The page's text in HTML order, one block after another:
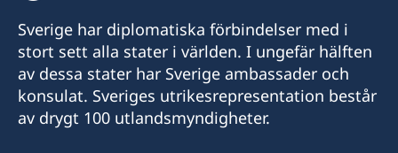
E-post:
swedishconsulateangola@gmail.com
Rua Dr Americo Boavida, Nr 42
Sverige har diplomatiska förbindelser med i
stort sett alla stater i världen. I ungefär hälften
av dessa stater har Sverige ambassader och
konsulat. Sveriges utrikesrepresentation består
av drygt 100 utlandsmyndigheter.